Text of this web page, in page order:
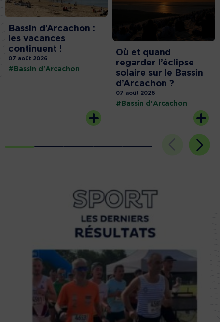
Bassin d’Arcachon :
les vacances
continuent !
07 août 2026
#Bassin d'Arcachon
Où et quand
regarder l’éclipse
solaire sur le Bassin
d’Arcachon ?
07 août 2026
#Bassin d'Arcachon